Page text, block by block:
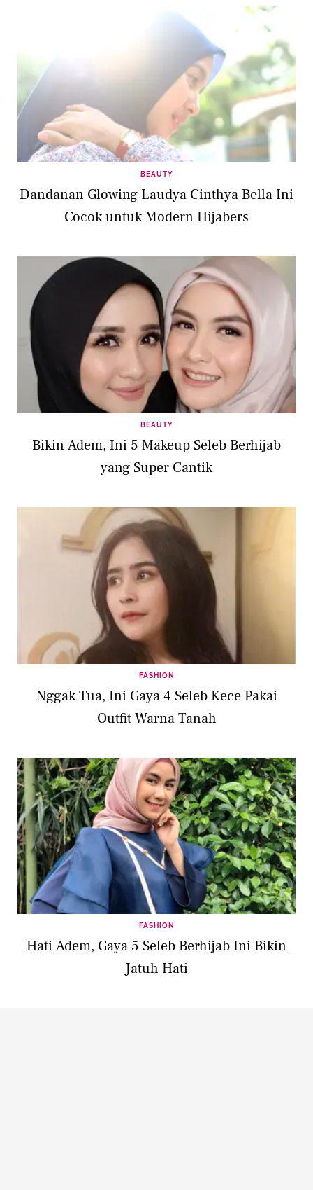
BEAUTY
Dandanan Glowing Laudya Cinthya Bella Ini
Cocok untuk Modern Hijabers
BEAUTY
Bikin Adem, Ini 5 Makeup Seleb Berhijab
yang Super Cantik
FASHION
Nggak Tua, Ini Gaya 4 Seleb Kece Pakai
Outfit Warna Tanah
FASHION
Hati Adem, Gaya 5 Seleb Berhijab Ini Bikin
Jatuh Hati